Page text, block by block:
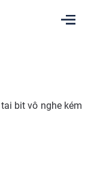
bit vô nghe kém